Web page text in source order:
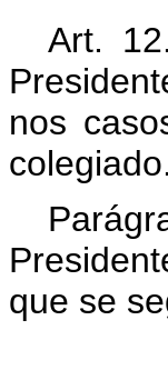
Art.
nos
colegiado.
que se